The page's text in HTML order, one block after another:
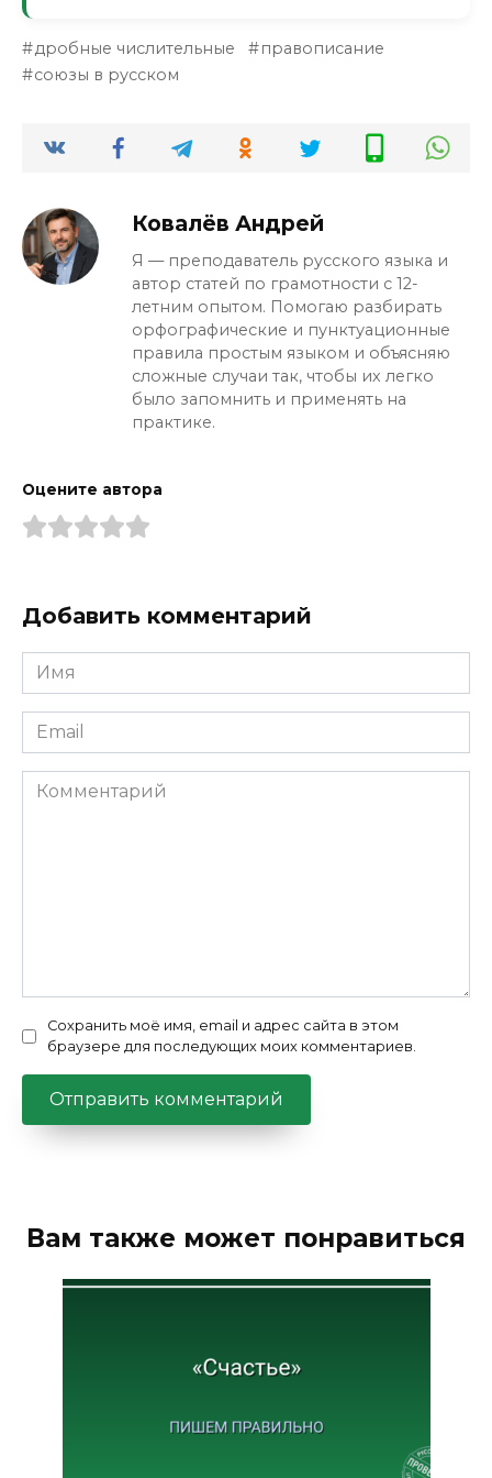
и деловой речи. В разговорной чаще
заменяют на «потому что» или «так как», но
дробные числительные
правописание
союзы в русском
Ковалёв Андрей
Я — преподаватель русского языка и
автор статей по грамотности с 12-
летним опытом. Помогаю разбирать
орфографические и пунктуационные
правила простым языком и объясняю
сложные случаи так, чтобы их легко
было запомнить и применять на
практике.
Оцените автора
Добавить комментарий
Имя
*
Email
*
Комментарий
Сохранить моё имя, email и адрес сайта в этом
браузере для последующих моих комментариев.
Вам также может понравиться